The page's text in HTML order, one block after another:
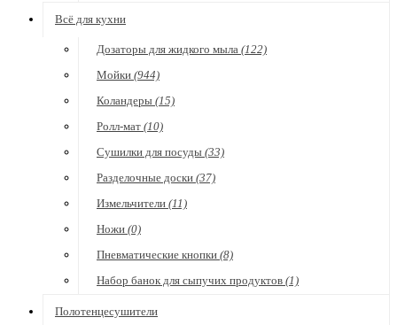
Всё для кухни
Дозаторы для жидкого мыла (122)
Мойки (944)
Коландеры (15)
Ролл-мат (10)
Сушилки для посуды (33)
Разделочные доски (37)
Измельчители (11)
Ножи (0)
Пневматические кнопки (8)
Набор банок для сыпучих продуктов (1)
Полотенцесушители